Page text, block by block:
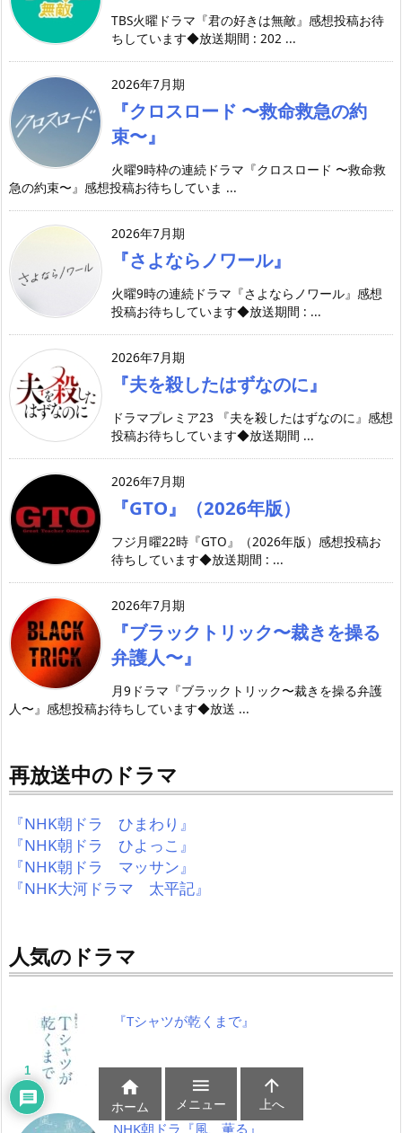
TBS火曜ドラマ『君の好きは無敵』感想投稿お待
ちしています◆放送期間 : 202 ...
2026年7月期
『クロスロード 〜救命救急の約
束〜』
火曜9時枠の連続ドラマ『クロスロード 〜救命救
急の約束〜』感想投稿お待ちしていま ...
2026年7月期
『さよならノワール』
火曜9時の連続ドラマ『さよならノワール』感想
投稿お待ちしています◆放送期間 : ...
2026年7月期
『夫を殺したはずなのに』
ドラマプレミア23 『夫を殺したはずなのに』感想
投稿お待ちしています◆放送期間 ...
2026年7月期
『GTO』（2026年版）
フジ月曜22時『GTO』（2026年版）感想投稿お
待ちしています◆放送期間 : ...
2026年7月期
『ブラックトリック〜裁きを操る
弁護人〜』
月9ドラマ『ブラックトリック〜裁きを操る弁護
人〜』感想投稿お待ちしています◆放送 ...
再放送中のドラマ
『NHK朝ドラ ひまわり』
『NHK朝ドラ ひよっこ』
『NHK朝ドラ マッサン』
『NHK大河ドラマ 太平記』
人気のドラマ
『Tシャツが乾くまで』
NHK朝ドラ『風、薫る』

ホーム

メニュー

上へ
1